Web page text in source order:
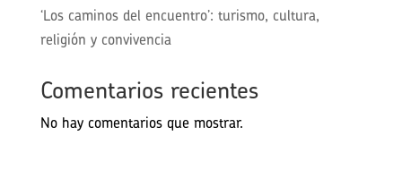
‘Los caminos del encuentro’: turismo, cultura,
religión y convivencia
Comentarios recientes
No hay comentarios que mostrar.